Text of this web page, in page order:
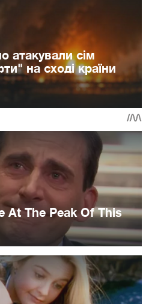
атакували сім
на сході країни